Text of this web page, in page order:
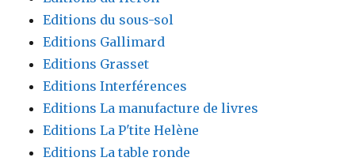
Editions du sous-sol
Editions Gallimard
Editions Grasset
Editions Interférences
Editions La manufacture de livres
Editions La P'tite Helène
Editions La table ronde